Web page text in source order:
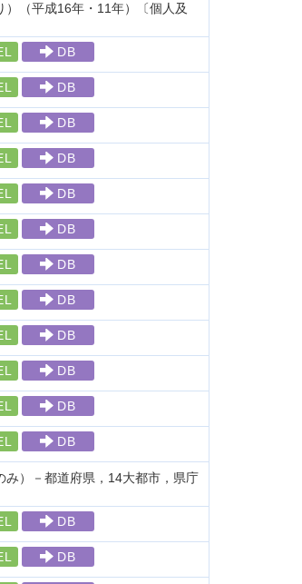
（平成16年・11年）〔個人及
DB
DB
DB
DB
DB
DB
DB
DB
DB
DB
DB
DB
み）－都道府県，14大都市，県庁
DB
DB